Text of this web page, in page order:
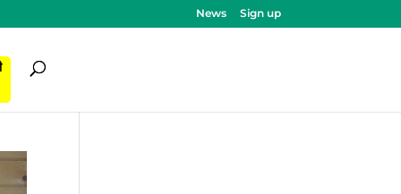
News Sign up